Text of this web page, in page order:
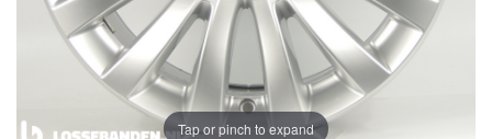
Tap or pinch to expand